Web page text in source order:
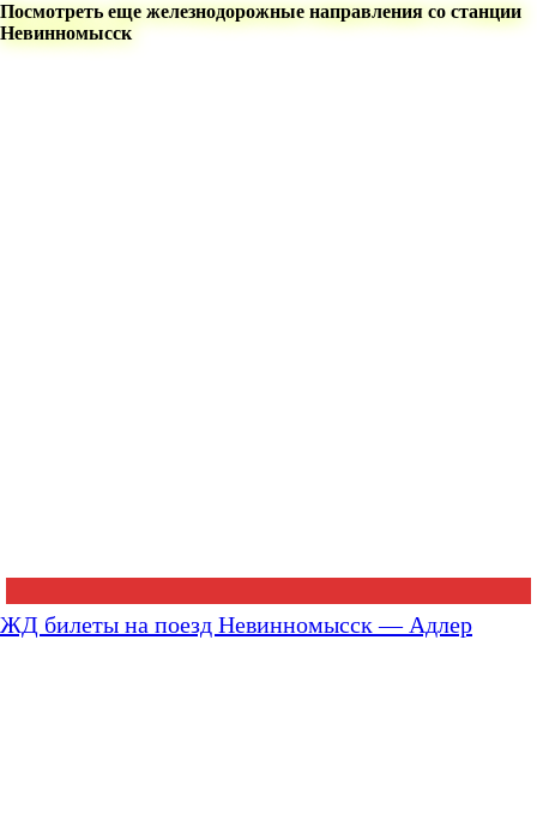
Посмотреть еще железнодорожные направления со станции
Невинномысск
ЖД билеты на поезд Невинномысск — Адлер